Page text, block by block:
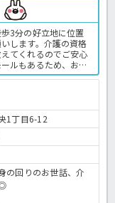
3分の好立地に位置
します。介護の資格
てくれるのでご安心
ルもあるため、お仕
も124日&残業もな
っ介護までお問い合
介護職 嘱託職員 病
1丁目6-12
の回りのお世話、介